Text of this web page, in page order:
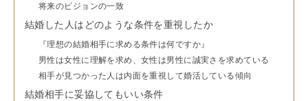
将来のビジョンの一致
結婚した人はどのような条件を重視したか
『理想の結婚相手に求める条件は何ですか』
男性は女性に理解を求め、女性は男性に誠実さを求めている
相手が見つかった人は内面を重視して婚活している傾向
結婚相手に妥協してもいい条件